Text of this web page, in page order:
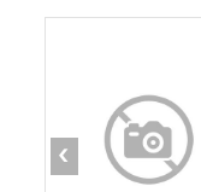
‹